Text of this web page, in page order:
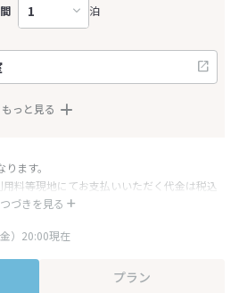
泊
もっと見る
つづきを見る
ます。
料等現地にてお支払いいただく代金は税込
に伴い代金が一部変更となる場合がござい
ン内容は一定時間ごとに更新されます。最
）20:00現在
プラン